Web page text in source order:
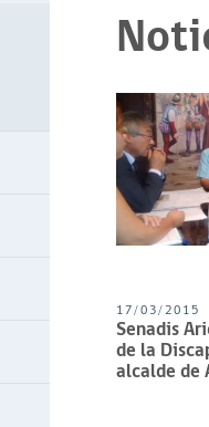
17/03/2015
Senadis
de la
alcalde de